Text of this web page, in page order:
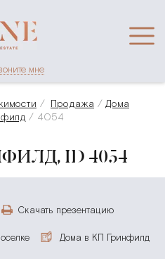
мне
Продажа
Дома
4054
ID 4054
Скачать презентацию
Дома в КП Гринфилд